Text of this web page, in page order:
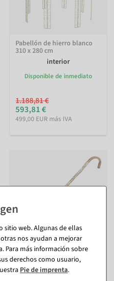
Pabellón de hierro blanco
310 x 280 cm
interior
Disponible de inmediato
1.188,81 €
593,81 €
499,00 EUR más IVA
Bastón original
interior
sitio web. Algunas de ellas
nos ayudan a mejorar
Para más información sobre
derechos como usuario,
Pie de imprenta.